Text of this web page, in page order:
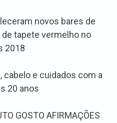
novos bares de
tapete vermelho no
2018
cabelo e cuidados com a
20 anos
GOSTO AFIRMAÇÕES